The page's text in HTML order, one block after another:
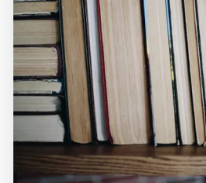
5 Günde İngilizce
İngilizce
Dil Eğitimi
En Hızlı İngilizce
En Kolay İngilizce